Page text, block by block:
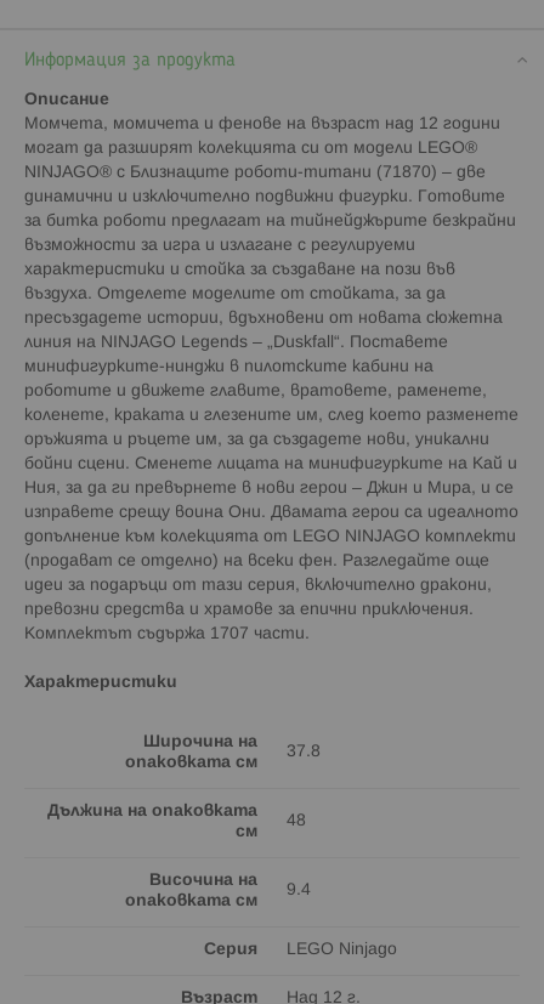
Информация за продукта
Описание
Момчета, момичета и фенове на възраст над 12 години
могат да разширят колекцията си от модели LEGO®
NINJAGO® с Близнаците роботи-титани (71870) – две
динамични и изключително подвижни фигурки. Готовите
за битка роботи предлагат на тийнейджърите безкрайни
възможности за игра и излагане с регулируеми
характеристики и стойка за създаване на пози във
въздуха. Отделете моделите от стойката, за да
пресъздадете истории, вдъхновени от новата сюжетна
линия на NINJAGO Legends – „Duskfall“. Поставете
минифигурките-нинджи в пилотските кабини на
роботите и движете главите, вратовете, раменете,
коленете, краката и глезените им, след което разменете
оръжията и ръцете им, за да създадете нови, уникални
бойни сцени. Сменете лицата на минифигурките на Кай и
Ния, за да ги превърнете в нови герои – Джин и Мира, и се
изправете срещу воина Они. Двамата герои са идеалното
допълнение към колекцията от LEGO NINJAGO комплекти
(продават се отделно) на всеки фен. Разгледайте още
идеи за подаръци от тази серия, включително дракони,
превозни средства и храмове за епични приключения.
Комплектът съдържа 1707 части.
Характеристики
Широчина на
опаковката см
37.8
Дължина на опаковката
см
48
Височина на
опаковката см
9.4
Серия LEGO Ninjago
Възраст Над 12 г.